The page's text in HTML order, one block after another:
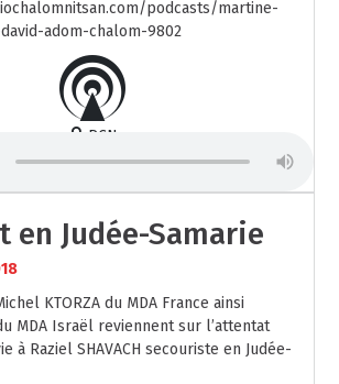
podcasts/martine-
adom-chalom-9802
RCN
en Judée-Samarie
KTORZA du MDA France ainsi
MDA Israël reviennent sur l’attentat
à Raziel SHAVACH secouriste en Judée-